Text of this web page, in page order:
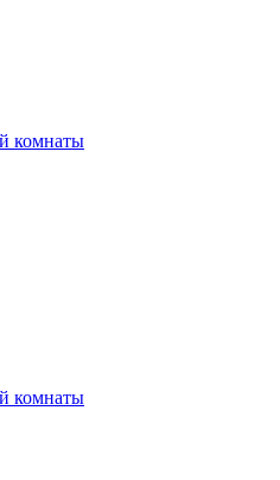
комнаты
комнаты